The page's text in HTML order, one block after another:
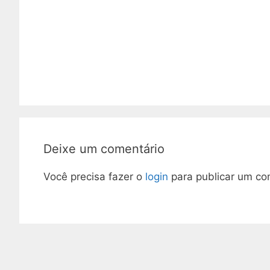
Deixe um comentário
Você precisa fazer o login para publicar um